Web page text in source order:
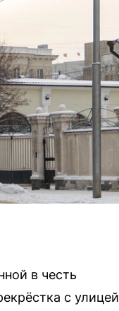
в честь
с улицей